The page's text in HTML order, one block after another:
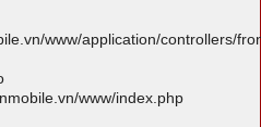
www/application/controllers/
www/index.php